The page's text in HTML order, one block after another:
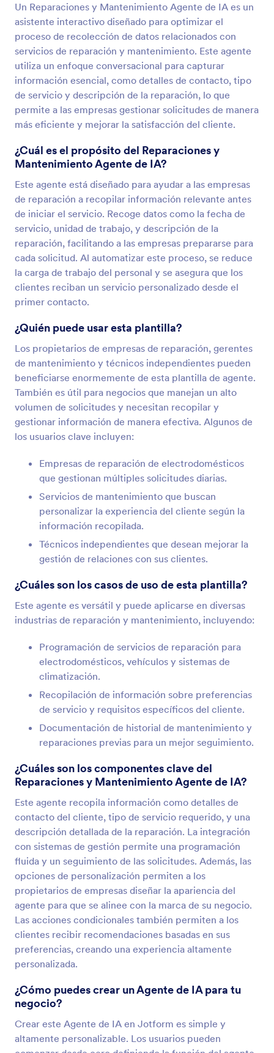
Un Reparaciones y Mantenimiento Agente de IA es un
asistente interactivo diseñado para optimizar el
proceso de recolección de datos relacionados con
servicios de reparación y mantenimiento. Este agente
utiliza un enfoque conversacional para capturar
información esencial, como detalles de contacto, tipo
de servicio y descripción de la reparación, lo que
permite a las empresas gestionar solicitudes de manera
más eficiente y mejorar la satisfacción del cliente.
¿Cuál es el propósito del Reparaciones y
Mantenimiento Agente de IA?
Este agente está diseñado para ayudar a las empresas
de reparación a recopilar información relevante antes
de iniciar el servicio. Recoge datos como la fecha de
servicio, unidad de trabajo, y descripción de la
reparación, facilitando a las empresas prepararse para
cada solicitud. Al automatizar este proceso, se reduce
la carga de trabajo del personal y se asegura que los
clientes reciban un servicio personalizado desde el
primer contacto.
¿Quién puede usar esta plantilla?
Los propietarios de empresas de reparación, gerentes
de mantenimiento y técnicos independientes pueden
beneficiarse enormemente de esta plantilla de agente.
También es útil para negocios que manejan un alto
volumen de solicitudes y necesitan recopilar y
gestionar información de manera efectiva. Algunos de
los usuarios clave incluyen:
Empresas de reparación de electrodomésticos
que gestionan múltiples solicitudes diarias.
Servicios de mantenimiento que buscan
personalizar la experiencia del cliente según la
información recopilada.
Técnicos independientes que desean mejorar la
gestión de relaciones con sus clientes.
¿Cuáles son los casos de uso de esta plantilla?
Este agente es versátil y puede aplicarse en diversas
industrias de reparación y mantenimiento, incluyendo:
Programación de servicios de reparación para
electrodomésticos, vehículos y sistemas de
climatización.
Recopilación de información sobre preferencias
de servicio y requisitos específicos del cliente.
Documentación de historial de mantenimiento y
reparaciones previas para un mejor seguimiento.
¿Cuáles son los componentes clave del
Reparaciones y Mantenimiento Agente de IA?
Este agente recopila información como detalles de
contacto del cliente, tipo de servicio requerido, y una
descripción detallada de la reparación. La integración
con sistemas de gestión permite una programación
fluida y un seguimiento de las solicitudes. Además, las
opciones de personalización permiten a los
propietarios de empresas diseñar la apariencia del
agente para que se alinee con la marca de su negocio.
Las acciones condicionales también permiten a los
clientes recibir recomendaciones basadas en sus
preferencias, creando una experiencia altamente
personalizada.
¿Cómo puedes crear un Agente de IA para tu
negocio?
Crear este Agente de IA en Jotform es simple y
altamente personalizable. Los usuarios pueden